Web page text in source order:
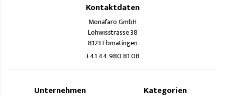
Kontaktdaten
Monafaro GmbH
Lohwisstrasse 38
8123 Ebmatingen
+41 44 980 81 08
Unternehmen Kategorien